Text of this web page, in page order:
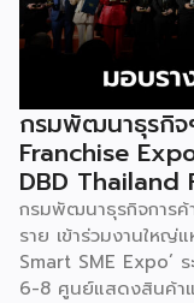
ไปพัฒนาต่อจนสามาร
วิจัยที่อยู่ในห้องแล็บ
ที่ “พร้อมขาย” แล้ว
ขายเฉพาะหน้าร้าน
แปรรูปเป็นเมนูอาหาร
โดยนำ ‘น้ำผึ้ง’ ที่ไม่
เครื่องดื่มสเลอปี้ให้ผู้
สร้างประสบการณ์ให้
ใครสนใจก็สามารถซื้อ
เช่นกัน […]
กรมพัฒนาธุรกิ
Franchise
DBD Thailand
กรมพัฒนาธุรกิจการค้
ราย เข้าร่วมงานให
Smart SME Expo’
6-8 ศูนย์แสดงสินค้า